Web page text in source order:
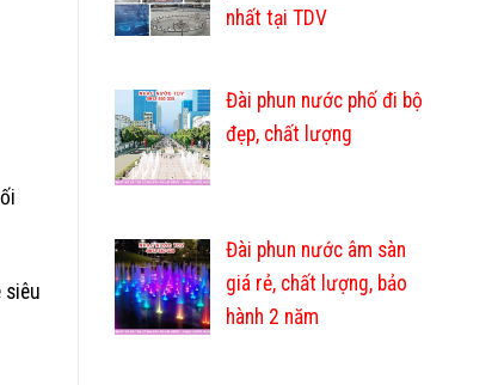
siêu
nhất tại TDV
Đài phun nước phố đi bộ
đẹp, chất lượng
Đài phun nước âm sàn
giá rẻ, chất lượng, bảo
hành 2 năm